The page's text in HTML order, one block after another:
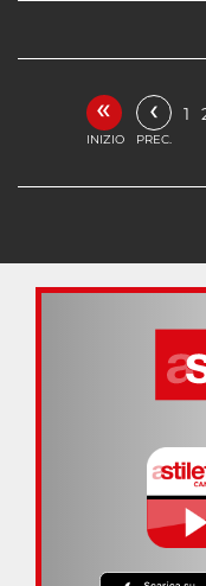
«
INIZIO
‹
PREC.
1